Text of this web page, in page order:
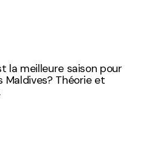
la meilleure saison pour
Maldives? Théorie et